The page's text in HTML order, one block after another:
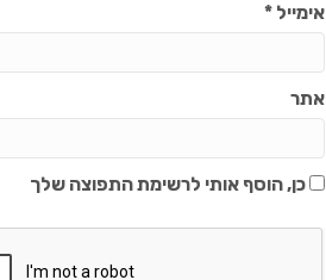
אימייל*
אתר
כן, הוסף אותי לרשימת התפוצה שלך